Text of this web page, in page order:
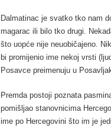
Dalmatinac je svatko tko nam
magarac ili bilo tko drugi.
što uopće nije neuobičajeno.
bi promijenio ime nekoj vrsti
Posavce preimenuju u
Premda postoji poznata
pomišljao stanovnicima
ime po Hercegovini što im je